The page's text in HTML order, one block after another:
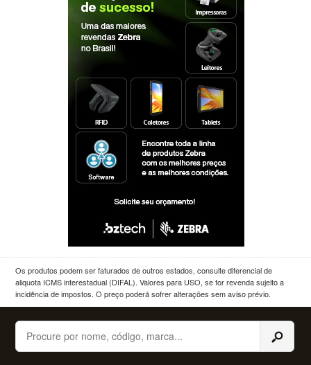
Os produtos podem ser faturados de outros estados, consulte diferencial de
aliquota ICMS interestadual (DIFAL). Valores para USO, se for revenda sujeito a
incidência de impostos. O preço poderá sofrer alterações sem aviso prévio.
Buscar